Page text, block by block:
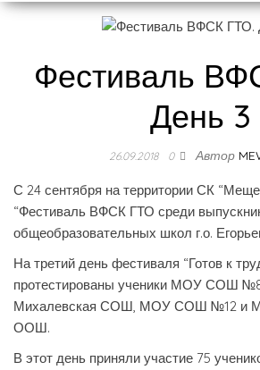
Фестиваль
День 3
26.09.2018 0 Автор
С 24 сентября на территории СК
“Фестиваль ВФСК ГТО среди
общеобразовательных школ г.о.
На третий день фестиваля “Готов к
протестированы ученики МОУ СОШ
Михалевская СОШ, МОУ СОШ №12 и
ООШ.
В этот день приняли участие 75